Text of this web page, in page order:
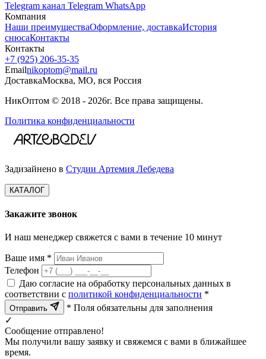
Telegram канал Telegram WhatsApp
Компания
Наши преимуществаОформление, доставкаИстория
снюсаКонтакты
Контакты
+7 (925) 206‑35‑35
Emailnikoptom@mail.ru
ДоставкаМосква, МО, вся Россия
НикОптом © 2018 - 2026г. Все права защищены.
Политика конфиденциальности
Задизайнено в Студии Артемия Лебедева
КАТАЛОГ
Закажите звонок
И наш менеджер свяжется с вами в течение 10 минут
Ваше имя *
Телефон
Даю согласие на обработку персональных данных в
соответствии с политикой конфиденциальности *
Отправить
* Поля обязательны для заполнения
✓
Сообщение отправлено!
Мы получили вашу заявку и свяжемся с вами в ближайшее
время.